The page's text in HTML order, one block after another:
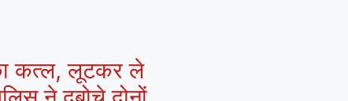
कत्ल, लूटकर ले